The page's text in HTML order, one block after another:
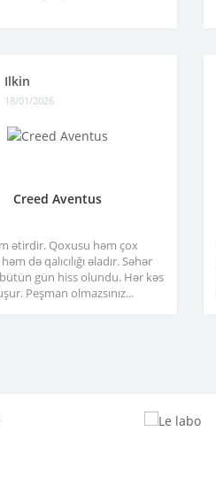
Ilkin
18/01/2026
Creed Aventus
ətirdir. Qoxusu həm çox
də qalıcılığı əladır. Səhər
gün hiss olundu. Hər kəs
Peşman olmazsınız...